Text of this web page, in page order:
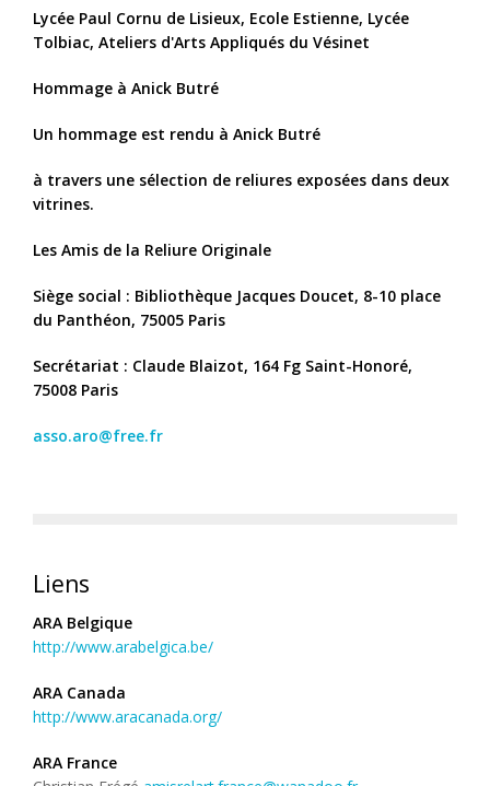
Lycée Paul Cornu de Lisieux, Ecole Estienne, Lycée
Tolbiac, Ateliers d'Arts Appliqués du Vésinet
Hommage à Anick Butré
Un hommage est rendu à Anick Butré
à travers une sélection de reliures exposées dans deux
vitrines.
Les Amis de la Reliure Originale
Siège social : Bibliothèque Jacques Doucet, 8-10 place
du Panthéon, 75005 Paris
Secrétariat : Claude Blaizot, 164 Fg Saint-Honoré,
75008 Paris
asso.aro@free.fr
Liens
ARA Belgique
http://www.arabelgica.be/
ARA Canada
http://www.aracanada.org/
ARA France